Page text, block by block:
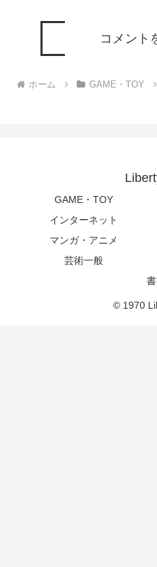
コメント
ホーム GAME・TOY
GAME・TOY
インターネット
マンガ・アニメ
芸術一般
© 1970